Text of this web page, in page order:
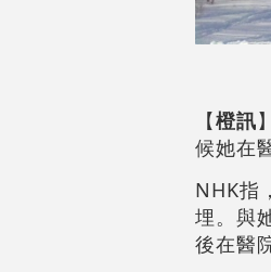
【橙訊
候她在
NHK指
埋。與
後在醫